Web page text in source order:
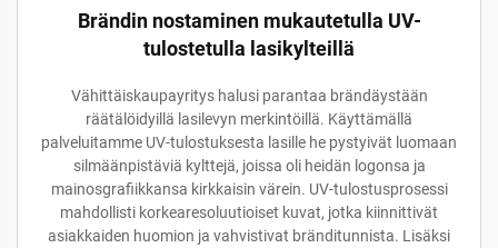
Brändin nostaminen mukautetulla UV-
tulostetulla lasikylteillä
Vähittäiskaupayritys halusi parantaa brändäystään
räätälöidyillä lasilevyn merkintöillä. Käyttämällä
palveluitamme UV-tulostuksesta lasille he pystyivät luomaan
silmäänpistäviä kylttejä, joissa oli heidän logonsa ja
mainosgrafiikkansa kirkkaisin värein. UV-tulostusprosessi
mahdollisti korkearesoluutioiset kuvat, jotka kiinnittivät
asiakkaiden huomion ja vahvistivat bränditunnista. Lisäksi